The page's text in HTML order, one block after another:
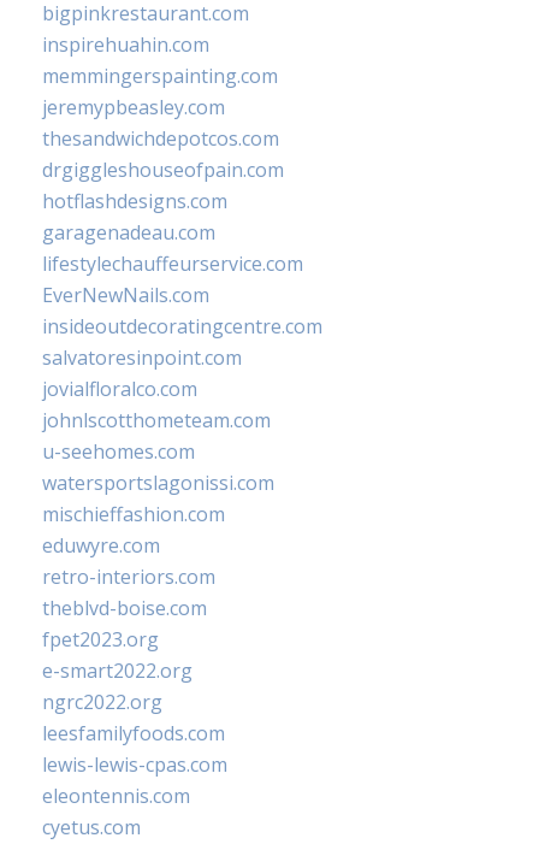
bigpinkrestaurant.com
inspirehuahin.com
memmingerspainting.com
jeremypbeasley.com
thesandwichdepotcos.com
drgiggleshouseofpain.com
hotflashdesigns.com
garagenadeau.com
lifestylechauffeurservice.com
EverNewNails.com
insideoutdecoratingcentre.com
salvatoresinpoint.com
jovialfloralco.com
johnlscotthometeam.com
u-seehomes.com
watersportslagonissi.com
mischieffashion.com
eduwyre.com
retro-interiors.com
theblvd-boise.com
fpet2023.org
e-smart2022.org
ngrc2022.org
leesfamilyfoods.com
lewis-lewis-cpas.com
eleontennis.com
cyetus.com